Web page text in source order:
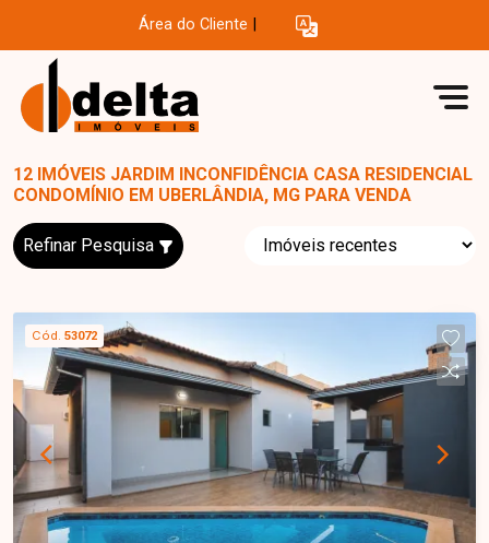
Área do Cliente
12 IMÓVEIS JARDIM INCONFIDÊNCIA CASA RESIDENCIAL
CONDOMÍNIO EM UBERLÂNDIA, MG PARA VENDA
Refinar Pesquisa
Cód. 53072